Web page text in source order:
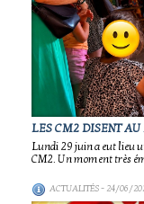
LES CM2 DISENT
Lundi 29 juin a eut lieu
CM2. Un moment très
ACTUALITÉS- 24/06/